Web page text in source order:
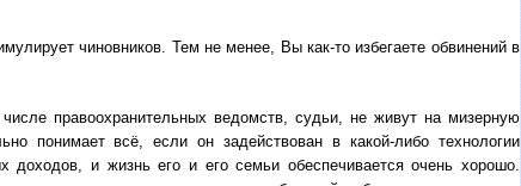
чиновников. Тем не менее, Вы как-то избегаете обвинений в
правоохранительных ведомств, судьи, не живут на мизерную
понимает всё, если он задействован в какой-либо технологии
доходов, и жизнь его и его семьи обеспечивается очень хорошо.